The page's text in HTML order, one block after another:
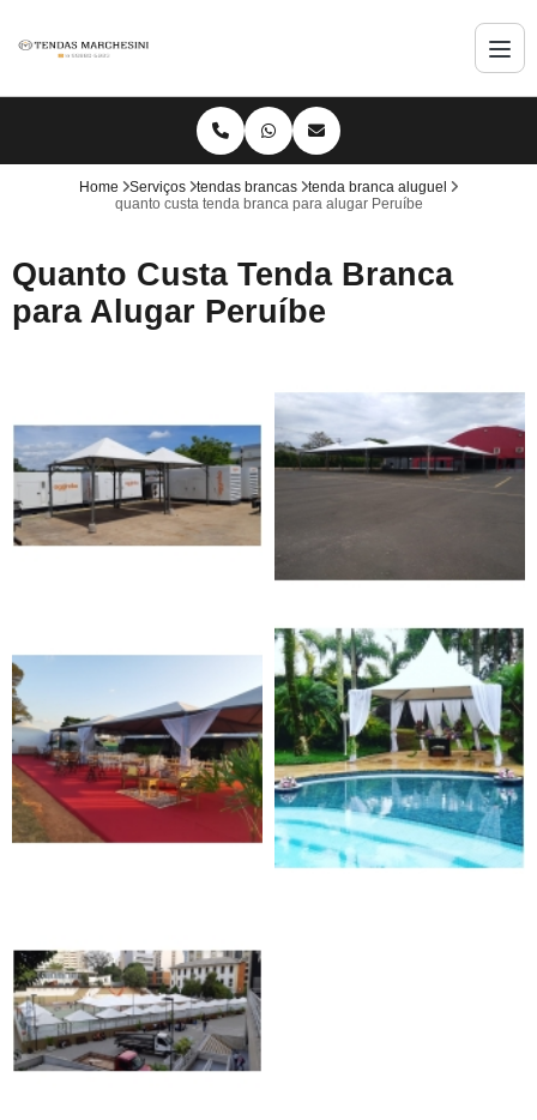
Home Serviços tendas brancas
tenda branca aluguel
quanto custa tenda branca para alugar Peruíbe
Quanto Custa Tenda Branca
para Alugar Peruíbe